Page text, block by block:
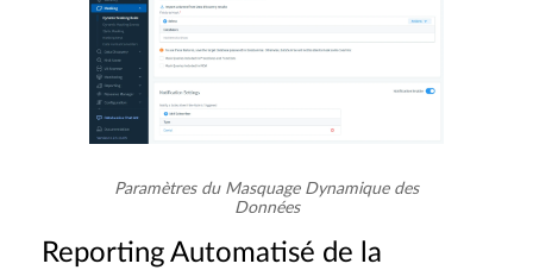
Paramètres du Masquage Dynamique des
Données
Reporting Automatisé de la